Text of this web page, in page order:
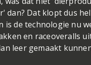
dan? Dat klopt dus
is de technologie nu
en raceoveralls
leer gemaakt